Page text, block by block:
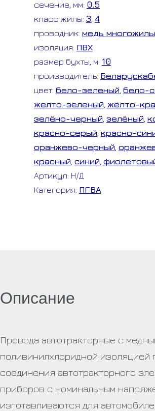
бухта
10
м
сечение, мм: 0.5
класс жилы: 3 4
проводник: медь
изоляция: ПВХ
размер бухты, м: 10
производитель:
цвет: бело-зеленый бело-
желто-зеленый жёлто-
зелёно-черный зелёный
красно-серый красно-
оранжево-черный
красный синий
Артикул: Н/Д
Категория: ПГВА
Описание
Провода автотракторные с
поливинилхлоридной изоляцией
соединения автотракторного
приборов с номинальным
изготавливаются для